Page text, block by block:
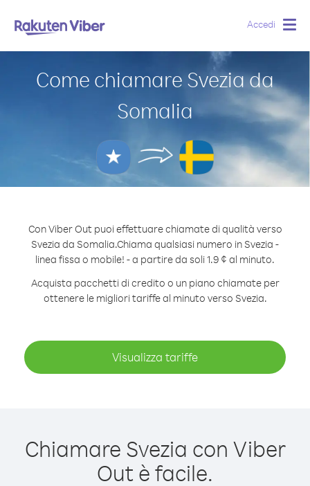
Accedi
Come chiamare Svezia da
Somalia
Con Viber Out puoi effettuare chiamate di qualità verso
Svezia da Somalia.Chiama qualsiasi numero in Svezia -
linea fissa o mobile! - a partire da soli 1.9 ¢ al minuto.
Acquista pacchetti di credito o un piano chiamate per
ottenere le migliori tariffe al minuto verso Svezia.
Visualizza tariffe
Chiamare Svezia con Viber
Out è facile.